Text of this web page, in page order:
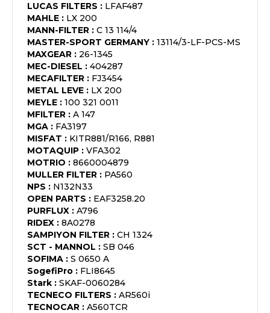
LUCAS FILTERS : LFAF487
MAHLE : LX 200
MANN-FILTER : C 13 114/4
MASTER-SPORT GERMANY : 13114/3-LF-PCS-MS
MAXGEAR : 26-1345
MEC-DIESEL : 404287
MECAFILTER : FJ3454
METAL LEVE : LX 200
MEYLE : 100 321 0011
MFILTER : A 147
MGA : FA3197
MISFAT : KITR881/R166, R881
MOTAQUIP : VFA302
MOTRIO : 8660004879
MULLER FILTER : PA560
NPS : N132N33
OPEN PARTS : EAF3258.20
PURFLUX : A796
RIDEX : 8A0278
SAMPIYON FILTER : CH 1324
SCT - MANNOL : SB 046
SOFIMA : S 0650 A
SogefiPro : FLI8645
Stark : SKAF-0060284
TECNECO FILTERS : AR560i
TECNOCAR : A560TCR